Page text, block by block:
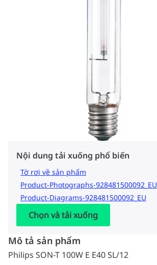
Nội dung tải xuống phổ biến
Tờ rơi về sản phẩm
Product-Photographs-928481500092_EU
Product-Diagrams-928481500092_EU
Chọn và tải xuống
Mô tả sản phẩm
Philips SON-T 100W E E40 SL/12